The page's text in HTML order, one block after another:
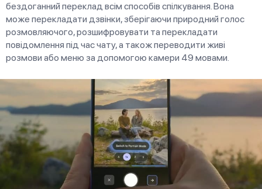
бездоганний переклад всім способів спілкування. Вона
може перекладати дзвінки, зберігаючи природний голос
розмовляючого, розшифровувати та перекладати
повідомлення під час чату, а також переводити живі
розмови або меню за допомогою камери 49 мовами.